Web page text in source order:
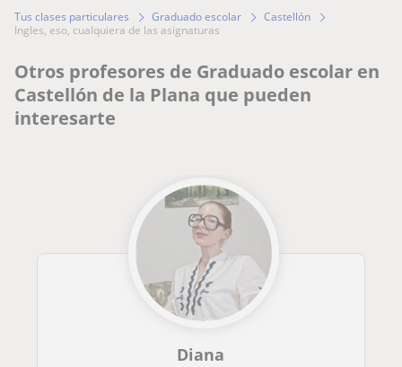
Tus clases particulares Graduado escolar
Castellón
ingles, eso, cualquiera de las asignaturas
Otros profesores de Graduado escolar en
Castellón de la Plana que pueden
interesarte
Diana